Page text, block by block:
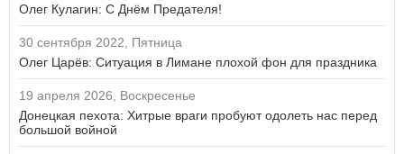
Олег Кулагин: С Днём Предателя!
30 сентября 2022, Пятница
Олег Царёв: Ситуация в Лимане плохой фон для праздника
19 апреля 2026, Воскресенье
Донецкая пехота: Хитрые враги пробуют одолеть нас перед
большой войной